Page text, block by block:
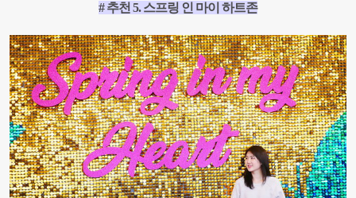
# 추천 5. 스프링 인 마이 하트존